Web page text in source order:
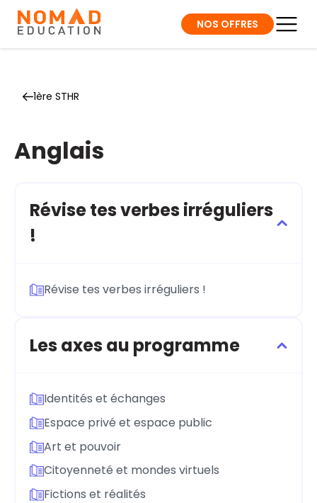
NOS OFFRES
1ère STHR
Anglais
Révise tes verbes irréguliers
!
Révise tes verbes irréguliers !
Les axes au programme
Identités et échanges
Espace privé et espace public
Art et pouvoir
Citoyenneté et mondes virtuels
Fictions et réalités